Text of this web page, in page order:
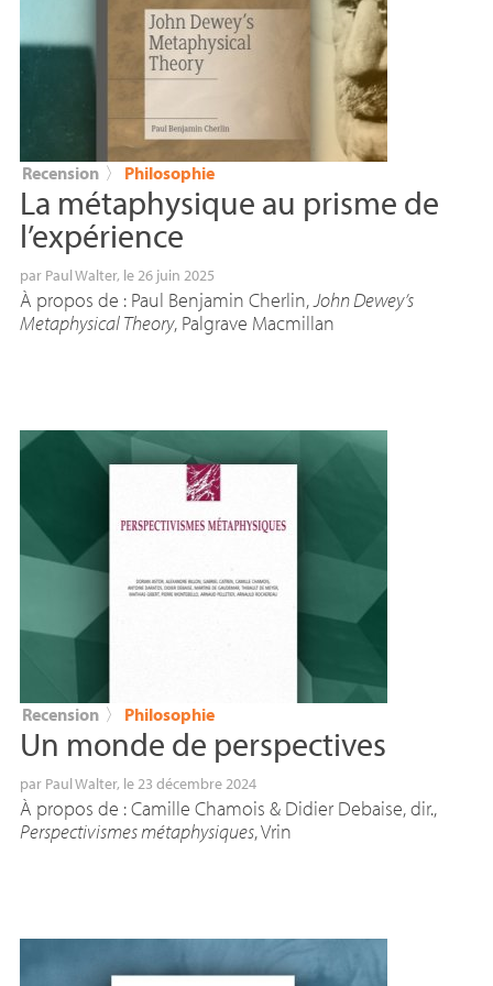
Recension 〉 Philosophie
La métaphysique au prisme de
l’expérience
par Paul Walter, le 26 juin 2025
À propos de : Paul Benjamin Cherlin,John Dewey’s
Metaphysical Theory, Palgrave Macmillan
Recension 〉 Philosophie
Un monde de perspectives
par Paul Walter, le 23 décembre 2024
À propos de : Camille Chamois & Didier Debaise, dir.,
Perspectivismes métaphysiques, Vrin